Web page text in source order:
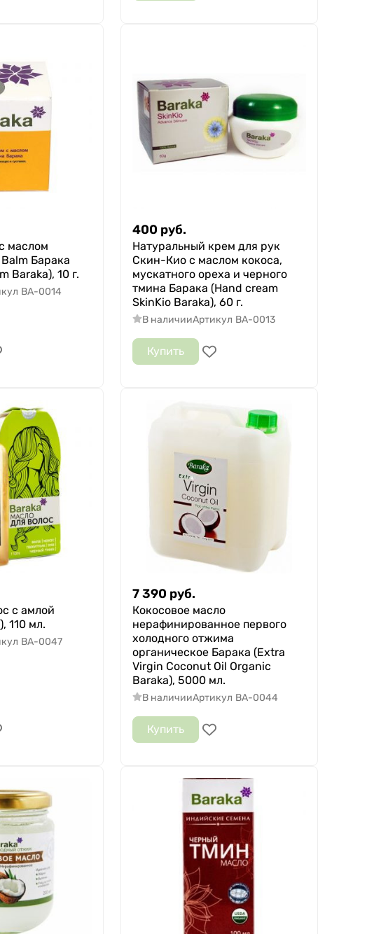
маслом
Барака
Baraka), 10 г.
BA-0014
400 руб.
Натуральный крем для рук
Скин-Кио с маслом кокоса,
мускатного ореха и черного
тмина Барака (Hand cream
SkinKio Baraka), 60 г.
В наличииАртикул BA-0013
Купить
с амлой
110 мл.
BA-0047
7 390 руб.
Кокосовое масло
нерафинированное первого
холодного отжима
органическое Барака (Extra
Virgin Coconut Oil Organic
Baraka), 5000 мл.
В наличииАртикул BA-0044
Купить